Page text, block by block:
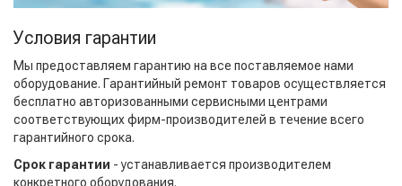
Условия гарантии
Мы предоставляем гарантию на все поставляемое нами
оборудование. Гарантийный ремонт товаров осуществляется
бесплатно авторизованными сервисными центрами
соответствующих фирм-производителей в течение всего
гарантийного срока.
Срок гарантии - устанавливается производителем
конкретного оборудования.